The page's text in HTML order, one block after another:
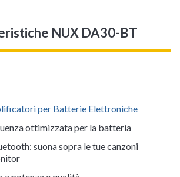
NUX DA30-BT
per Batterie Elettroniche
ottimizzata per la batteria
suona sopra le tue canzoni